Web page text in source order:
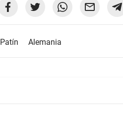
Patín Alemania